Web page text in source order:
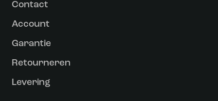
Contact
Account
Garantie
Retourneren
Levering